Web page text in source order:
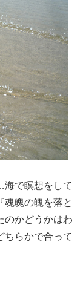
で瞑想をして
魂魄の魄を落と
かどうかはわ
ちらかで合って